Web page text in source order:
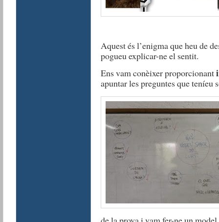
Aquest és l’enigma que heu de
pogueu explicar-ne el sentit.
Ens vam conèixer proporcionant
apuntar les preguntes que teníeu